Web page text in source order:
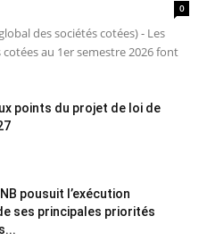
0
des sociétés cotées) - Les
au 1er semestre 2026 font
points du projet de loi de
pousuit l’exécution
ses principales priorités